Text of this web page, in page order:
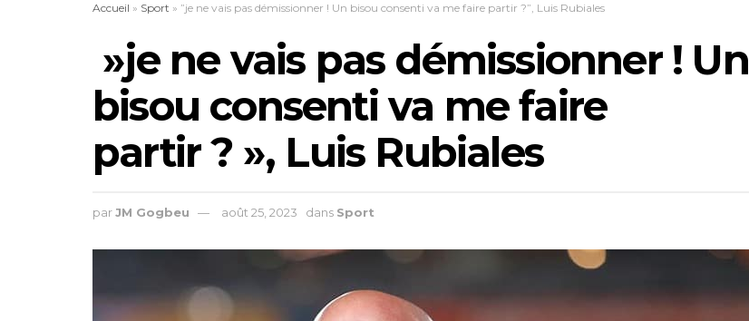
Accueil » Sport » ”je ne vais pas démissionner ! Un bisou consenti va me faire partir ?”, Luis Rubiales
»je ne vais pas démissionner ! Un
bisou consenti va me faire
partir ? », Luis Rubiales
parJM Gogbeu août 25, 2023 dans Sport